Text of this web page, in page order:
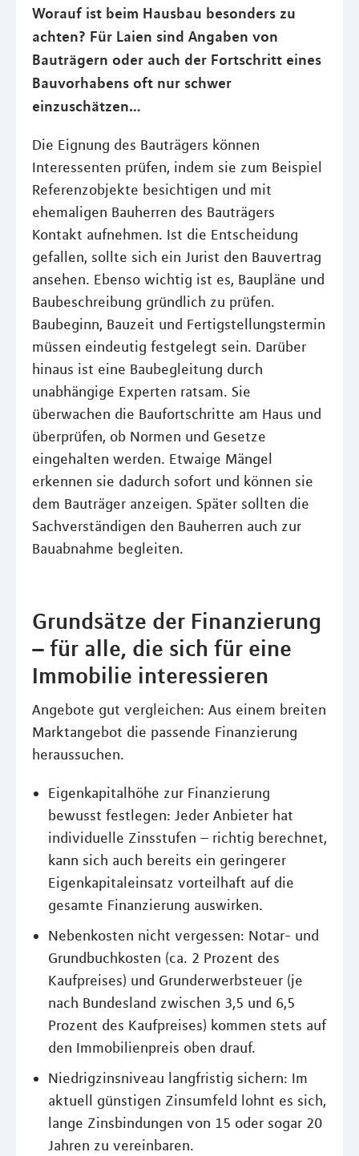
Worauf ist beim Hausbau besonders zu
achten? Für Laien sind Angaben von
Bauträgern oder auch der Fortschritt eines
Bauvorhabens oft nur schwer
einzuschätzen…
Die Eignung des Bauträgers können
Interessenten prüfen, indem sie zum Beispiel
Referenzobjekte besichtigen und mit
ehemaligen Bauherren des Bauträgers
Kontakt aufnehmen. Ist die Entscheidung
gefallen, sollte sich ein Jurist den Bauvertrag
ansehen. Ebenso wichtig ist es, Baupläne und
Baubeschreibung gründlich zu prüfen.
Baubeginn, Bauzeit und Fertigstellungstermin
müssen eindeutig festgelegt sein. Darüber
hinaus ist eine Baubegleitung durch
unabhängige Experten ratsam. Sie
überwachen die Baufortschritte am Haus und
überprüfen, ob Normen und Gesetze
eingehalten werden. Etwaige Mängel
erkennen sie dadurch sofort und können sie
dem Bauträger anzeigen. Später sollten die
Sachverständigen den Bauherren auch zur
Bauabnahme begleiten.
Grundsätze der Finanzierung
– für alle, die sich für eine
Immobilie interessieren
Angebote gut vergleichen: Aus einem breiten
Marktangebot die passende Finanzierung
heraussuchen.
Eigenkapitalhöhe zur Finanzierung
bewusst festlegen: Jeder Anbieter hat
individuelle Zinsstufen – richtig berechnet,
kann sich auch bereits ein geringerer
Eigenkapitaleinsatz vorteilhaft auf die
gesamte Finanzierung auswirken.
Nebenkosten nicht vergessen: Notar- und
Grundbuchkosten (ca. 2 Prozent des
Kaufpreises) und Grunderwerbsteuer (je
nach Bundesland zwischen 3,5 und 6,5
Prozent des Kaufpreises) kommen stets auf
den Immobilienpreis oben drauf.
Niedrigzinsniveau langfristig sichern: Im
aktuell günstigen Zinsumfeld lohnt es sich,
lange Zinsbindungen von 15 oder sogar 20
Jahren zu vereinbaren.